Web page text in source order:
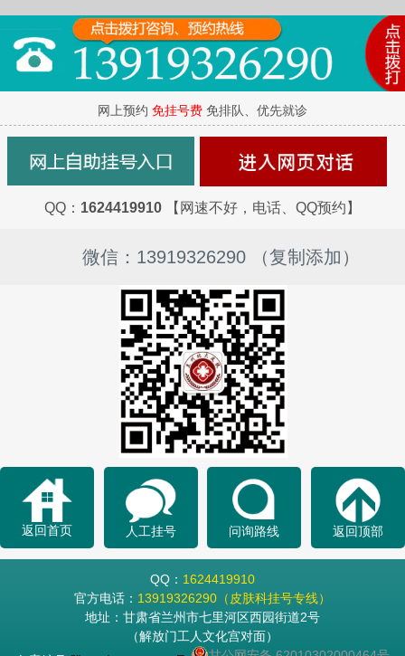
网上预约 免挂号费 免排队、优先就诊
QQ： 1624419910 【网速不好，电话、QQ预约】
微信：13919326290 （复制添加）
返回首页 人工挂号 问询路线 返回顶部
QQ： 1624419910
官方电话： 13919326290（皮肤科挂号专线）
地址：甘肃省兰州市七里河区西园街道2号
（解放门工人文化宫对面）